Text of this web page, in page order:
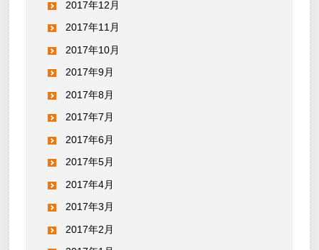
2017年12月
2017年11月
2017年10月
2017年9月
2017年8月
2017年7月
2017年6月
2017年5月
2017年4月
2017年3月
2017年2月